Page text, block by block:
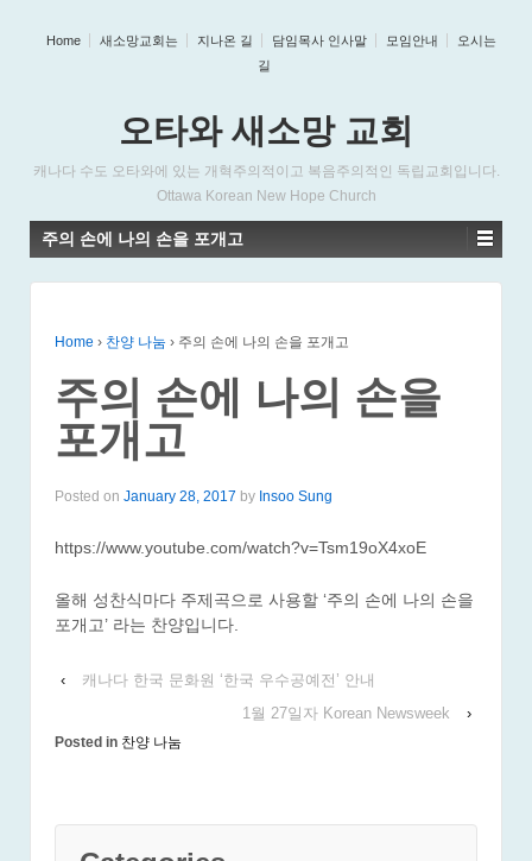
Home 새소망교회는 지나온 길 담임목사 인사말 모임안내
오시는
길
오타와 새소망 교회
캐나다 수도 오타와에 있는 개혁주의적이고 복음주의적인 독립교회입니다.
Ottawa Korean New Hope Church
주의 손에 나의 손을 포개고
Home › 찬양 나눔 › 주의 손에 나의 손을 포개고
주의 손에 나의 손을
포개고
Posted on January 28, 2017 by Insoo Sung
https://www.youtube.com/watch?v=Tsm19oX4xoE
올해 성찬식마다 주제곡으로 사용할 ‘주의 손에 나의 손을
포개고’ 라는 찬양입니다.
‹
캐나다 한국 문화원 ‘한국 우수공예전’ 안내
1월 27일자 Korean Newsweek
›
Posted in 찬양 나눔